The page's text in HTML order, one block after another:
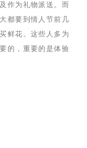
作为礼物派送。而
都要到情人节前几
鲜花。这些人多为
的，重要的是体验